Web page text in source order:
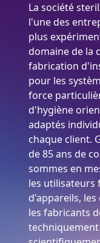
La société
l'une des
plus
domaine de la
fabrication
pour les
force
d'hygiène
adaptés
chaque client.
de 85 ans de
sommes en
les utilisateurs
d'appareils,
les fabricants